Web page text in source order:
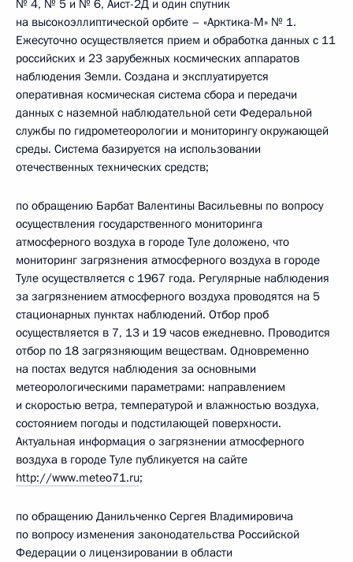
№ 4, № 5 и № 6, Аист-2Д и один спутник
на высокоэллиптической орбите – «Арктика-М» № 1.
Ежесуточно осуществляется прием и обработка данных с 11
российских и 23 зарубежных космических аппаратов
наблюдения Земли. Создана и эксплуатируется
оперативная космическая система сбора и передачи
данных с наземной наблюдательной сети Федеральной
службы по гидрометеорологии и мониторингу окружающей
среды. Система базируется на использовании
отечественных технических средств;
по обращению Барбат Валентины Васильевны по вопросу
осуществления государственного мониторинга
атмосферного воздуха в городе Туле доложено, что
мониторинг загрязнения атмосферного воздуха в городе
Туле осуществляется с 1967 года. Регулярные наблюдения
за загрязнением атмосферного воздуха проводятся на 5
стационарных пунктах наблюдений. Отбор проб
осуществляется в 7, 13 и 19 часов ежедневно. Проводится
отбор по 18 загрязняющим веществам. Одновременно
на постах ведутся наблюдения за основными
метеорологическими параметрами: направлением
и скоростью ветра, температурой и влажностью воздуха,
состоянием погоды и подстилающей поверхности.
Актуальная информация о загрязнении атмосферного
воздуха в городе Туле публикуется на сайте
http://www.meteo71.ru;
по обращению Данильченко Сергея Владимировича
по вопросу изменения законодательства Российской
Федерации о лицензировании в области